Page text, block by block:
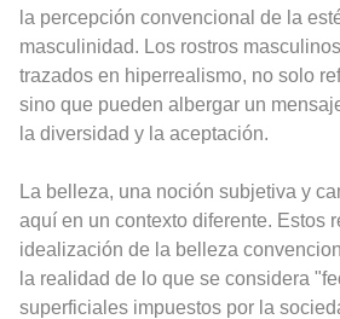
la percepción convencional de la
masculinidad. Los rostros
trazados en hiperrealismo, no solo
sino que pueden albergar un
la diversidad y la aceptación.
La belleza, una noción subjetiva y
aquí en un contexto diferente. Estos
idealización de la belleza
la realidad de lo que se considera
superficiales impuestos por la